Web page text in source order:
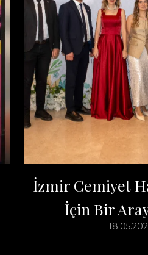
İzmir Cemiyet
İçin Bir